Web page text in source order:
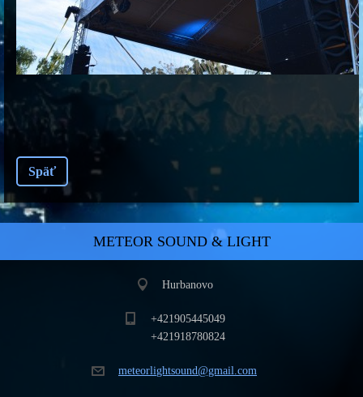
Späť
METEOR SOUND & LIGHT
Hurbanovo
+421905445049
+421918780824
meteorlightsound@gmail.com